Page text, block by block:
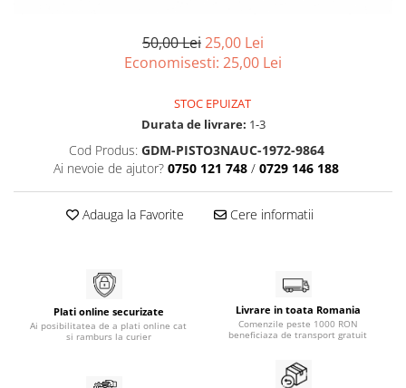
50,00 Lei25,00 Lei
Economisesti: 25,00 Lei
STOC EPUIZAT
Durata de livrare: 1-3
Cod Produs: GDM-PISTO3NAUC-1972-9864
Ai nevoie de ajutor? 0750 121 748 / 0729 146 188
Adauga la Favorite Cere informatii
Plati online securizate
Ai posibilitatea de a plati online cat
si ramburs la curier
Livrare in toata Romania
Comenzile peste 1000 RON
beneficiaza de transport gratuit